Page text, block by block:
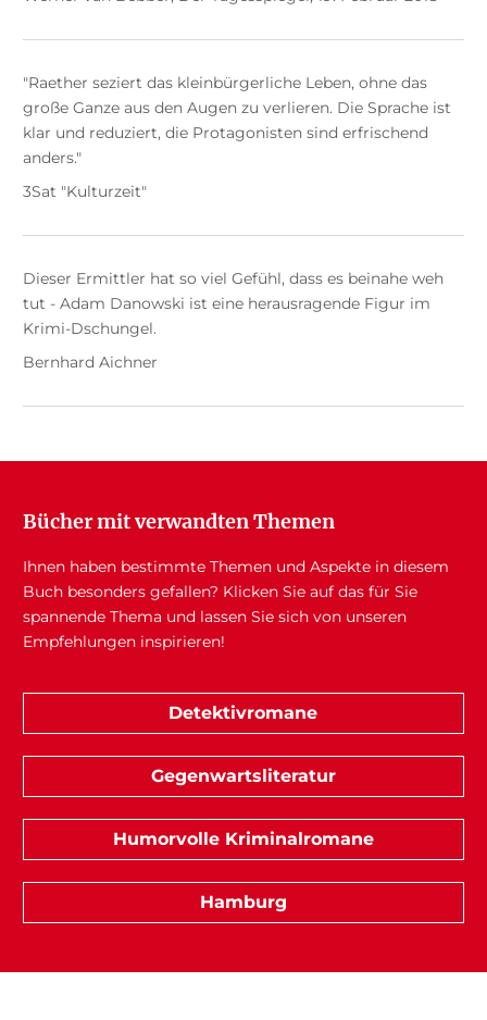
"Raether seziert das kleinbürgerliche Leben, ohne das
große Ganze aus den Augen zu verlieren. Die Sprache ist
klar und reduziert, die Protagonisten sind erfrischend
anders."
3Sat "Kulturzeit"
Dieser Ermittler hat so viel Gefühl, dass es beinahe weh
tut - Adam Danowski ist eine herausragende Figur im
Krimi-Dschungel.
Bernhard Aichner
Bücher mit verwandten Themen
Ihnen haben bestimmte Themen und Aspekte in diesem
Buch besonders gefallen? Klicken Sie auf das für Sie
spannende Thema und lassen Sie sich von unseren
Empfehlungen inspirieren!
Detektivromane
Gegenwartsliteratur
Humorvolle Kriminalromane
Hamburg